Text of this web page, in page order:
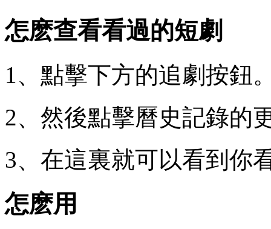
怎麽查看看過的短劇
1、點擊下方的追劇按鈕
2、然後點擊曆史記錄的
3、在這裏就可以看到你
怎麽用